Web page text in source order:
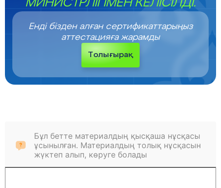
МИНИСТРЛІГІМЕН КЕЛІСІЛДІ.
Енді бізден алған сертификаттарыңыз
аттестацияға жарамды
Толығырақ
Бұл бетте материалдың қысқаша нұсқасы
ұсынылған. Материалдың толық нұсқасын
жүктеп алып, көруге болады